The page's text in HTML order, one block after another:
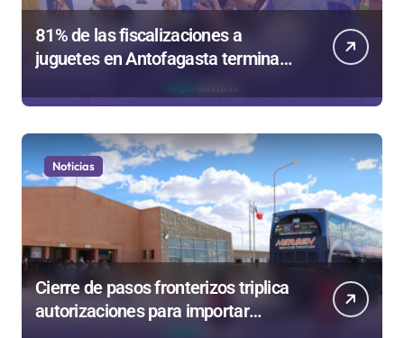
81% de las fiscalizaciones a
juguetes en Antofagasta termina
en sumarios sanitarios
Noticias
Cierre de pasos fronterizos triplica
autorizaciones para importar